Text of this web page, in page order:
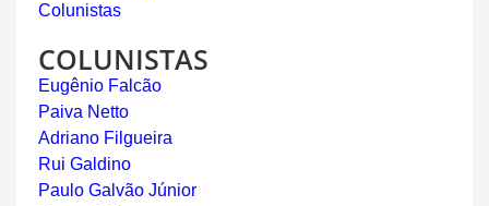
Colunistas
COLUNISTAS
Eugênio Falcão
Paiva Netto
Adriano Filgueira
Rui Galdino
Paulo Galvão Júnior